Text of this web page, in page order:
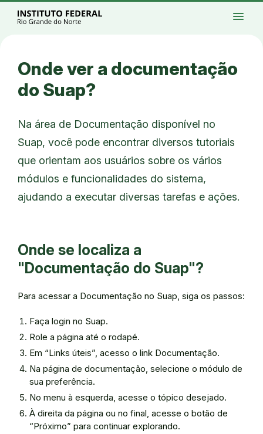
Ir para a página inicial
Ir para a busca
Alto contraste
Login da Área Administrativa
Acessibilidade
menu
Onde ver a documentação
do Suap?
Na área de Documentação disponível no
Suap, você pode encontrar diversos tutoriais
que orientam aos usuários sobre os vários
módulos e funcionalidades do sistema,
ajudando a executar diversas tarefas e ações.
Onde se localiza a
"Documentação do Suap"?
Para acessar a Documentação no Suap, siga os passos:
Faça login no Suap.
Role a página até o rodapé.
Em “Links úteis”, acesso o link Documentação.
Na página de documentação, selecione o módulo de
sua preferência.
No menu à esquerda, acesse o tópico desejado.
À direita da página ou no final, acesse o botão de
“Próximo” para continuar explorando.